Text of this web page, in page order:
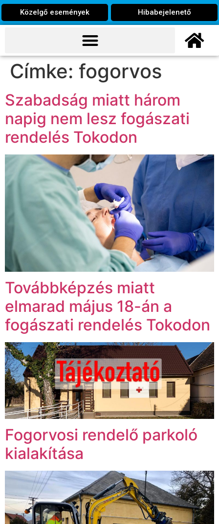
Közelgő események Hibabejelenető
Címke: fogorvos
Szabadság miatt három
napig nem lesz fogászati
rendelés Tokodon
Továbbképzés miatt
elmarad május 18-án a
fogászati rendelés Tokodon
Fogorvosi rendelő parkoló
kialakítása